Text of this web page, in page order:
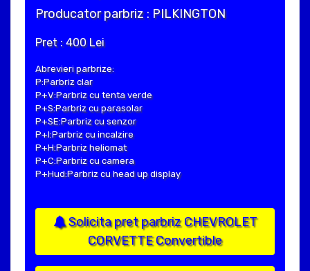
Producator parbriz : PILKINGTON
Pret : 400 Lei
Abrevieri parbrize:
P:Parbriz clar
P+V:Parbriz cu tenta verde
P+S:Parbriz cu parasolar
P+SE:Parbriz cu senzor
P+I:Parbriz cu incalzire
P+H:Parbriz heliomat
P+C:Parbriz cu camera
P+Hud:Parbriz cu head up display
Solicita pret parbriz CHEVROLET
CORVETTE Convertible